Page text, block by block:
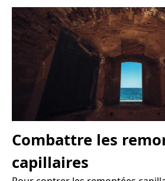
Combattre les
capillaires